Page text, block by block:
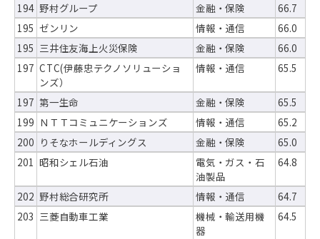
194 野村グループ 金融・保険
66.7
195 ゼンリン 情報・通信
66.0
195 三井住友海上火災保険 金融・保険
66.0
197 CTC(伊藤忠テクノソリューショ
ンズ）
情報・通信 65.5
197 第一生命 金融・保険
65.5
199 ＮＴＴコミュニケーションズ 情報・通信
65.2
200 りそなホールディングス 金融・保険
65.0
201 昭和シェル石油
電気・ガス・石
油製品
64.8
202 野村総合研究所 情報・通信
64.7
203 三菱自動車工業
機械・輸送用機
器
64.5